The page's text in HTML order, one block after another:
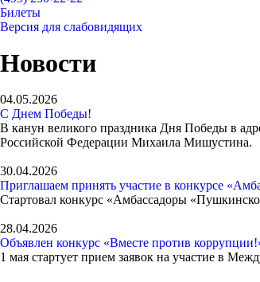
Билеты
Версия для слабовидящих
Новости
04.05.2026
С Днем Победы!
В канун великого праздника Дня Победы в
Российской Федерации Михаила Мишустина.
30.04.2026
Приглашаем принять участие в конкурсе
Стартовал конкурс «Амбассадоры
28.04.2026
Объявлен конкурс «Вместе против
1 мая стартует прием заявок на участие в